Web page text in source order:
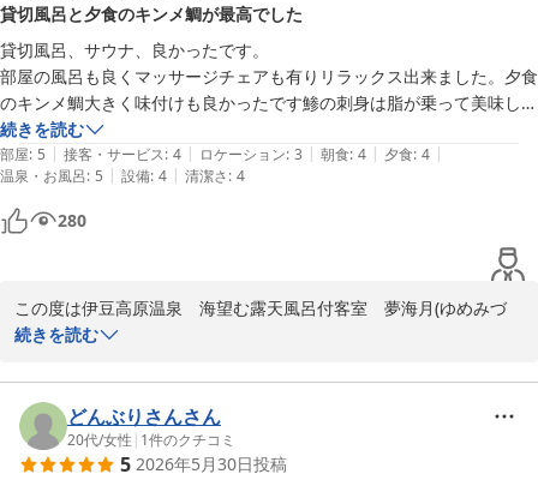
て、何卒ご理解とご協力をいただけますと幸いです。
小さなお子様連れのお客様も多くお越しくださる宿ですので、これ
からも空気を大切にした空間づくりに努めてまいります。また機会
がございましたら、ぜひ当宿へ羽を伸ばしにいらしてください。
ニッポニア高原宿夢海月
伊豆高原温泉 海望む露天風呂付客室 夢海月(ゆめみづき)
貸切風呂と夕食のキンメ鯛が最高でした
貸切風呂、サウナ、良かったです。
部屋の風呂も良くマッサージチェアも有りリラックス出来ました。夕食
のキンメ鯛大きく味付けも良かったです鯵の刺身は脂が乗って美味しか
ったお腹いっぱいなりました。朝食も美味しく頂きました
スタッフの方々も皆さん感じ良かった
お世話になりました。
続きを読む
部屋: 5 | 接客・サービス: 4 | ロケーション: 3 | 朝食: 4 | 夕食: 4 |
温泉・お風呂: 5 | 設備: 4 | 清潔さ: 4
280
この度は伊豆高原温泉　海望む露天風呂付客室　夢海月(ゆめみづ
き)へご宿泊いただき、誠にありがとうございました。
貸切風呂やプライベートサウナ、そしてお部屋でのひとときを存分
にお楽しみいただけたようで、大変嬉しく拝読いたしました。当宿
自慢の地元食材を活かしたお料理、特に金目鯛の煮付けや鯵のお刺
身にご満足いただけて光栄です。私自身も子育てをする中で、美味
続きを読む
どんぶりさんさん
20代/女性 | 1件のクチコミ
5 2026年5月30日投稿